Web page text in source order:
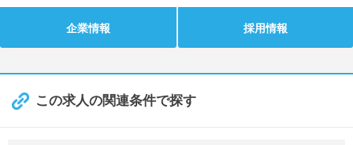
企業情報 採用情報
この求人の関連条件で探す